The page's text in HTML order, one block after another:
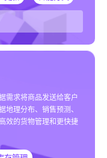
需求将商品发送给客户
地理分布、销售预测、
效的货物管理和更快捷